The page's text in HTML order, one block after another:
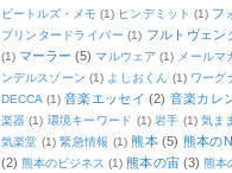
ビートルズ・メモ (1) ヒンデミット (1) フ
プリンタードライバー (1) フルトヴェン
(1) マーラー (5) マルウェア (1) メールマ
ンデルスゾーン (1) よしおくん (1) ワーグ
DECCA (1) 音楽エッセイ (2) 音楽カレ
楽器 (1) 環境キーワード (1) 岩手 (1) 気ま
気楽堂 (1) 緊急情報 (1) 熊本 (5) 熊本の
(2) 熊本のビジネス (1) 熊本の宙 (3) 熊本